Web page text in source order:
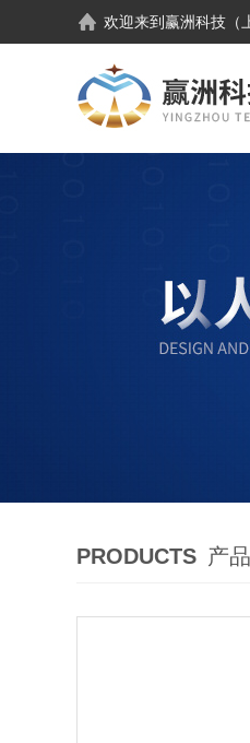
欢迎来到 赢洲科技（
PRODUCTS 产